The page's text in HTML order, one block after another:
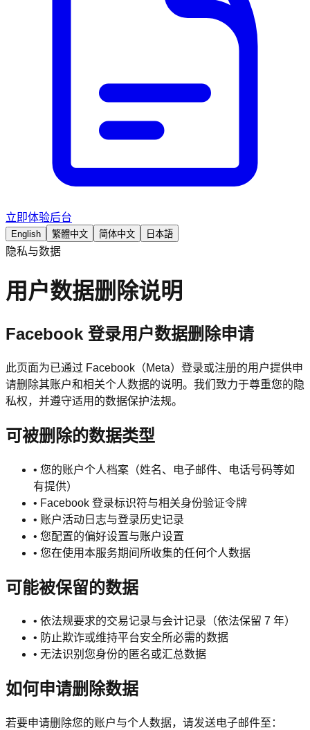
立即体验后台
English 繁體中文 简体中文 日本語
隐私与数据
用户数据删除说明
Facebook 登录用户数据删除申请
此页面为已通过 Facebook（Meta）登录或注册的用户提供申
请删除其账户和相关个人数据的说明。我们致力于尊重您的隐
私权，并遵守适用的数据保护法规。
可被删除的数据类型
• 您的账户个人档案（姓名、电子邮件、电话号码等如
有提供）
• Facebook 登录标识符与相关身份验证令牌
• 账户活动日志与登录历史记录
• 您配置的偏好设置与账户设置
• 您在使用本服务期间所收集的任何个人数据
可能被保留的数据
• 依法规要求的交易记录与会计记录（依法保留 7 年）
• 防止欺诈或维持平台安全所必需的数据
• 无法识别您身份的匿名或汇总数据
如何申请删除数据
若要申请删除您的账户与个人数据，请发送电子邮件至：